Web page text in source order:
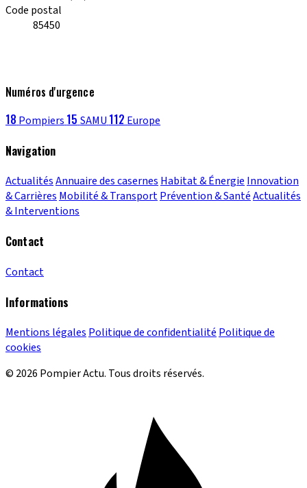
Code postal
85450
Numéros d'urgence
18 Pompiers 15 SAMU 112 Europe
Navigation
ActualitésAnnuaire des casernes Habitat & Énergie Innovation
& Carrières Mobilité & TransportPrévention & SantéActualités
& Interventions
Contact
Contact
Informations
Mentions légales Politique de confidentialité Politique de
cookies
© 2026 Pompier Actu. Tous droits réservés.